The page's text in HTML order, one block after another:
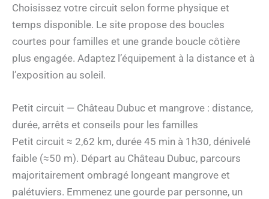
Choisissez votre circuit selon forme physique et
temps disponible. Le site propose des boucles
courtes pour familles et une grande boucle côtière
plus engagée. Adaptez l’équipement à la distance et à
l’exposition au soleil.
Petit circuit — Château Dubuc et mangrove : distance,
durée, arrêts et conseils pour les familles
Petit circuit ≈ 2,62 km, durée 45 min à 1h30, dénivelé
faible (≈50 m). Départ au Château Dubuc, parcours
majoritairement ombragé longeant mangrove et
palétuviers. Emmenez une gourde par personne, un